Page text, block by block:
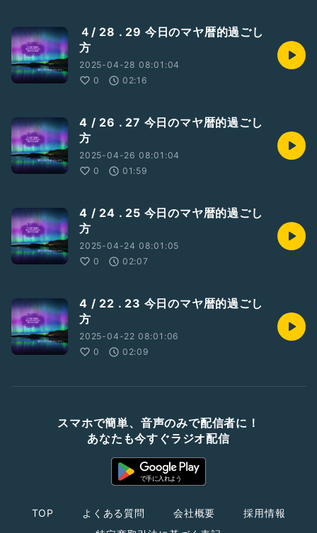
４/ 28 . 29 今日のマヤ暦的過ごし
方
2025-04-28 08:01:04
0
02:16
4 / 26 . 27 今日のマヤ暦的過ごし
方
2025-04-26 08:01:04
0
01:59
4 / 24 . 25 今日のマヤ暦的過ごし
方
2025-04-24 08:01:05
0
02:07
4 / 22 . 23 今日のマヤ暦的過ごし
方
2025-04-22 08:01:06
0
02:09
スマホで簡単、音声のみで配信者に！
あなたも今すぐラジオ配信
TOP よくある質問 会社概要
採用情報